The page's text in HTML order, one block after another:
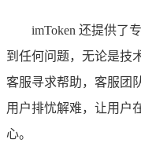
imToken 还提供了
到任何问题，无论是技
客服寻求帮助，客服团
用户排忧解难，让用户
心。